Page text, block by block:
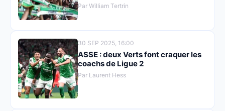
Par William Tertrin
30 SEP 2025, 16:00
ASSE : deux Verts font craquer les
coachs de Ligue 2
Par Laurent Hess